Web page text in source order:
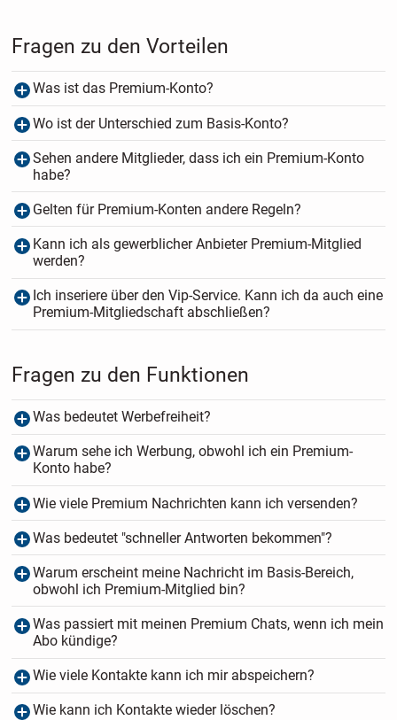
Fragen zu den Vorteilen
Was ist das Premium-Konto?
Wo ist der Unterschied zum Basis-Konto?
Sehen andere Mitglieder, dass ich ein Premium-Konto
habe?
Gelten für Premium-Konten andere Regeln?
Kann ich als gewerblicher Anbieter Premium-Mitglied
werden?
Ich inseriere über den Vip-Service. Kann ich da auch eine
Premium-Mitgliedschaft abschließen?
Fragen zu den Funktionen
Was bedeutet Werbefreiheit?
Warum sehe ich Werbung, obwohl ich ein Premium-
Konto habe?
Wie viele Premium Nachrichten kann ich versenden?
Was bedeutet "schneller Antworten bekommen"?
Warum erscheint meine Nachricht im Basis-Bereich,
obwohl ich Premium-Mitglied bin?
Was passiert mit meinen Premium Chats, wenn ich mein
Abo kündige?
Wie viele Kontakte kann ich mir abspeichern?
Wie kann ich Kontakte wieder löschen?